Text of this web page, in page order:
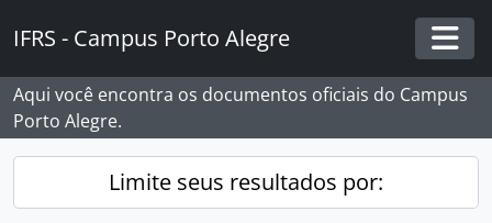
IFRS - Campus Porto Alegre
Aqui você encontra os documentos oficiais do Campus
Porto Alegre.
Limite seus resultados por: